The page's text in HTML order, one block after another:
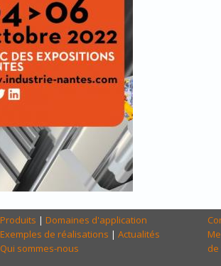
Produits | Domaines d'application
Exemples de réalisations | Actualités
Qui sommes-nous
de